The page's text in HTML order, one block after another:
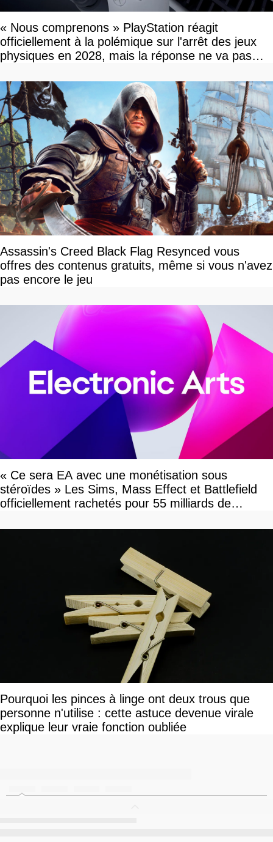
« Nous comprenons » PlayStation réagit
officiellement à la polémique sur l'arrêt des jeux
physiques en 2028, mais la réponse ne va pas
Assassin's Creed Black Flag Resynced vous
offres des contenus gratuits, même si vous n'avez
pas encore le jeu
« Ce sera EA avec une monétisation sous
stéroïdes » Les Sims, Mass Effect et Battlefield
officiellement rachetés pour 55 milliards de
Pourquoi les pinces à linge ont deux trous que
personne n'utilise : cette astuce devenue virale
explique leur vraie fonction oubliée